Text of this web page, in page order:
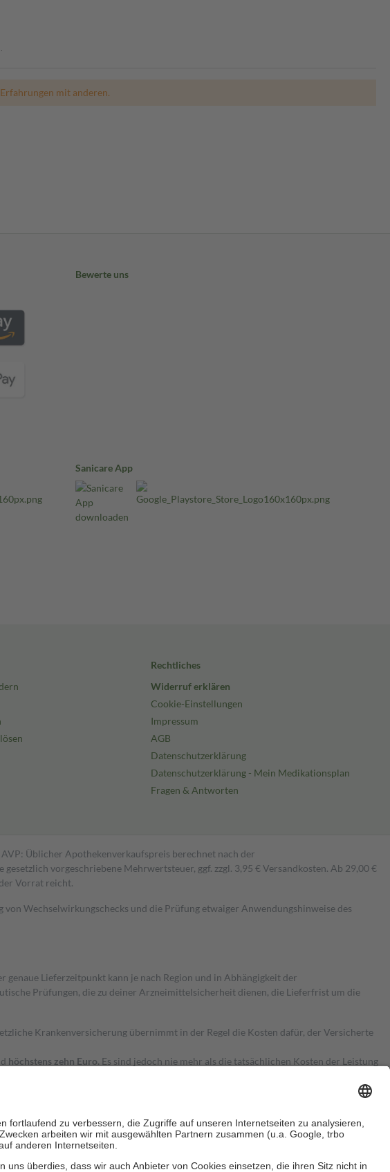
mit anderen.
Bewerte uns
Sanicare App
Rechtliches
Widerruf erklären
Cookie-Einstellungen
Impressum
AGB
Datenschutzerklärung
Datenschutzerklärung - Mein Medikationsplan
Fragen & Antworten
Üblicher Apothekenverkaufspreis berechnet nach der
vorgeschriebene Mehrwertsteuer, ggf. zzgl. 3,95 € Versandkosten. Ab 29,00 €
Vorrat reicht.
Wechselwirkungschecks und die Prüfung etwaiger Anwendungshinweise des
Lieferzeitpunkt kann je nach Region und in Abhängigkeit der
Prüfungen, die zu deiner Arzneimittelsicherheit dienen, die Lieferfrist um die
Krankenversicherung übernimmt in der Regel die Kosten dafür, der Versicherte
höchstens zehn Euro. Es sind jedoch nie mehr als die tatsächlichen Kosten der Leistung
fallenkeine Zuzahlungen an bei: